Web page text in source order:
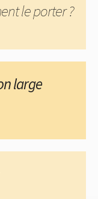
le porter ?
large